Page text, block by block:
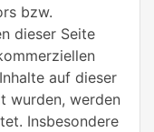
bzw.
dieser Seite
auf dieser
wurden, werden
Insbesondere